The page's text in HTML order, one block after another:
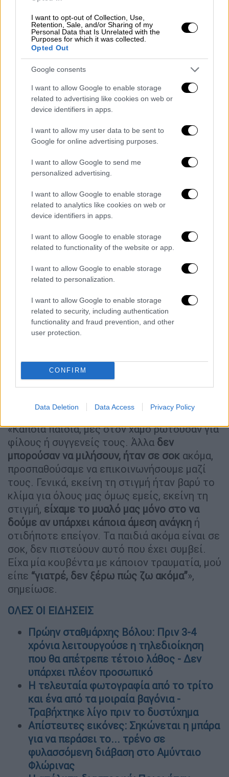
I want to opt-out of Collection, Use,
Retention, Sale, and/or Sharing of my
Personal Data that Is Unrelated with the
Purposes for which it was collected.
Opted Out
Google consents
I want to allow Google to enable storage
related to advertising like cookies on web or
device identifiers in apps.
I want to allow my user data to be sent to
Google for online advertising purposes.
I want to allow Google to send me
personalized advertising.
I want to allow Google to enable storage
related to analytics like cookies on web or
device identifiers in apps.
I want to allow Google to enable storage
related to functionality of the website or app.
I want to allow Google to enable storage
related to personalization.
I want to allow Google to enable storage
related to security, including authentication
functionality and fraud prevention, and other
user protection.
CONFIRM
Data Deletion Data Access Privacy Policy
επειγόντων αλλά και όλου του προσωπικού
του νοσοκομείου. «Είχαμε κάνει μικρές
ομάδες που αποτελούνταν από έναν γενικό
χειρουργό, έναν ορθοπεδικό κι έναν
αναισθησιολόγο. Η κάθε ομάδα
αντιμετώπιζε τον κάθε τραυματία κάνοντας
επιτόπου τη διάγνωσή του. Βλέπαμε τι
χρειαζόταν το κάθε περιστατικό εκείνη τη
, οι εξετάσεις δρομολογήθηκαν
κατευθείαν. Έτσι αντιμετωπίσαμε πολύ
αποτελεσματικά όλους τους τραυματίες. Με
εξαίρεση δύο παιδιά τα οποία υποβλήθηκαν
σε χειρουργείο και αυτή τη στιγμή είναι σε
σταθερή κατάσταση, ευτυχώς οι
περισσότεροι ήταν ελαφρά τραυματίες»,
τόνισε.
«Γιατρέ, δεν ξέρω πώς ζω ακόμα»
Τέλος, ο κ. Ναΐμ μίλησε και για την
κατάσταση στην οποία έφτασαν οι
τραυματίες στο νοσοκομείο της Λάρισας.
«Κάποια παιδιά, μες στον χαμό ρωτούσαν για
φίλους ή συγγενείς τους. Άλλα δεν
μπορούσαν να μιλήσουν, ήταν σε σοκ ακόμα,
προσπαθούσαμε να επικοινωνήσουμε μαζί
τους. Γενικά, εκείνη τη στιγμή ήταν βαρύ το
κλίμα για όλους μας όμως εμείς, εκείνη τη
στιγμή, είχαμε το μυαλό μας μόνο στο να
δούμε αν υπάρχει κάποια άμεση ανάγκη ή
οτιδήποτε επείγον. Τα παιδιά ακόμα είναι σε
σοκ, δεν πιστεύουν αυτό που έχει συμβεί.
Είχα μία κουβέντα με κάποιον τραυματία, μού
είπε “γιατρέ, δεν ξέρω πώς ζω ακόμα”»,
σημείωσε.
ΟΛΕΣ ΟΙ ΕΙΔΗΣΕΙΣ
Πρώην σταθμάρχης Βόλου: Πριν 3-4
χρόνια λειτουργούσε η τηλεδιοίκηση
που θα απέτρεπε τέτοιο λάθος - Δεν
υπάρχει πλέον προσωπικό
Η τελευταία φωτογραφία από το τρίτο
και ένα από τα μοιραία βαγόνια -
Τραβήχτηκε λίγο πριν το δυστύχημα
Απίστευτες εικόνες: Σηκώνεται η μπάρα
για να περάσει το... τρένο σε
φυλασσόμενη διάβαση στο Αμύνταιο
Φλώρινας